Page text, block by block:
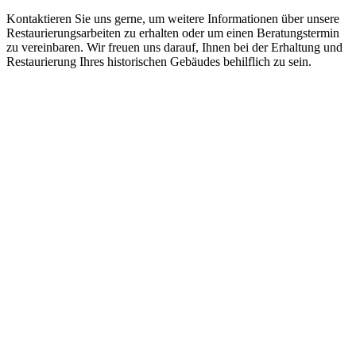
Kontaktieren Sie uns gerne, um weitere Informationen über unsere
Restaurierungsarbeiten zu erhalten oder um einen Beratungstermin
zu vereinbaren. Wir freuen uns darauf, Ihnen bei der Erhaltung und
Restaurierung Ihres historischen Gebäudes behilflich zu sein.